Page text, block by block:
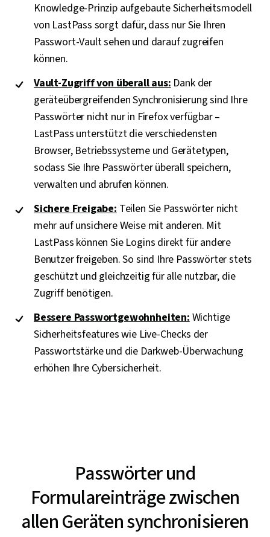
Knowledge-Prinzip aufgebaute Sicherheitsmodell
von LastPass sorgt dafür, dass nur Sie Ihren
Passwort-Vault sehen und darauf zugreifen
können.
Vault-Zugriff von überall aus:Dank der
geräteübergreifenden Synchronisierung sind Ihre
Passwörter nicht nur in Firefox verfügbar –
LastPass unterstützt die verschiedensten
Browser, Betriebssysteme und Gerätetypen,
sodass Sie Ihre Passwörter überall speichern,
verwalten und abrufen können.
Sichere Freigabe:Teilen Sie Passwörter nicht
mehr auf unsichere Weise mit anderen. Mit
LastPass können Sie Logins direkt für andere
Benutzer freigeben. So sind Ihre Passwörter stets
geschützt und gleichzeitig für alle nutzbar, die
Zugriff benötigen.
Bessere Passwortgewohnheiten:Wichtige
Sicherheitsfeatures wie Live-Checks der
Passwortstärke und die Darkweb-Überwachung
erhöhen Ihre Cybersicherheit.
Passwörter und
Formulareinträge zwischen
allen Geräten synchronisieren